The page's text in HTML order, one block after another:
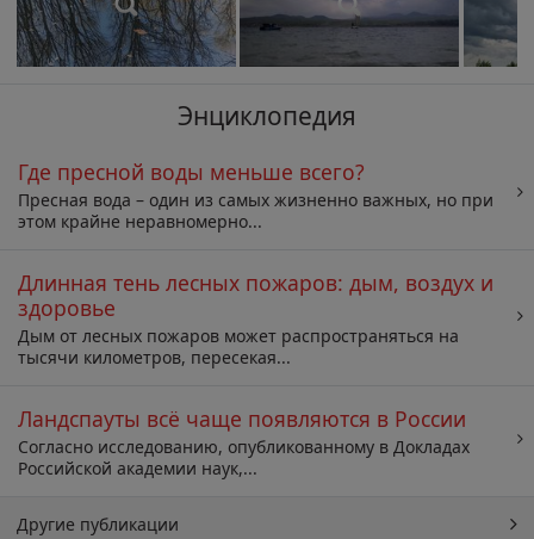
Энциклопедия
Где пресной воды меньше всего?
Пресная вода – один из самых жизненно важных, но при
этом крайне неравномерно...
Длинная тень лесных пожаров: дым, воздух и
здоровье
Дым от лесных пожаров может распространяться на
тысячи километров, пересекая...
Ландспауты всё чаще появляются в России
Согласно исследованию, опубликованному в Докладах
Российской академии наук,...
Другие публикации